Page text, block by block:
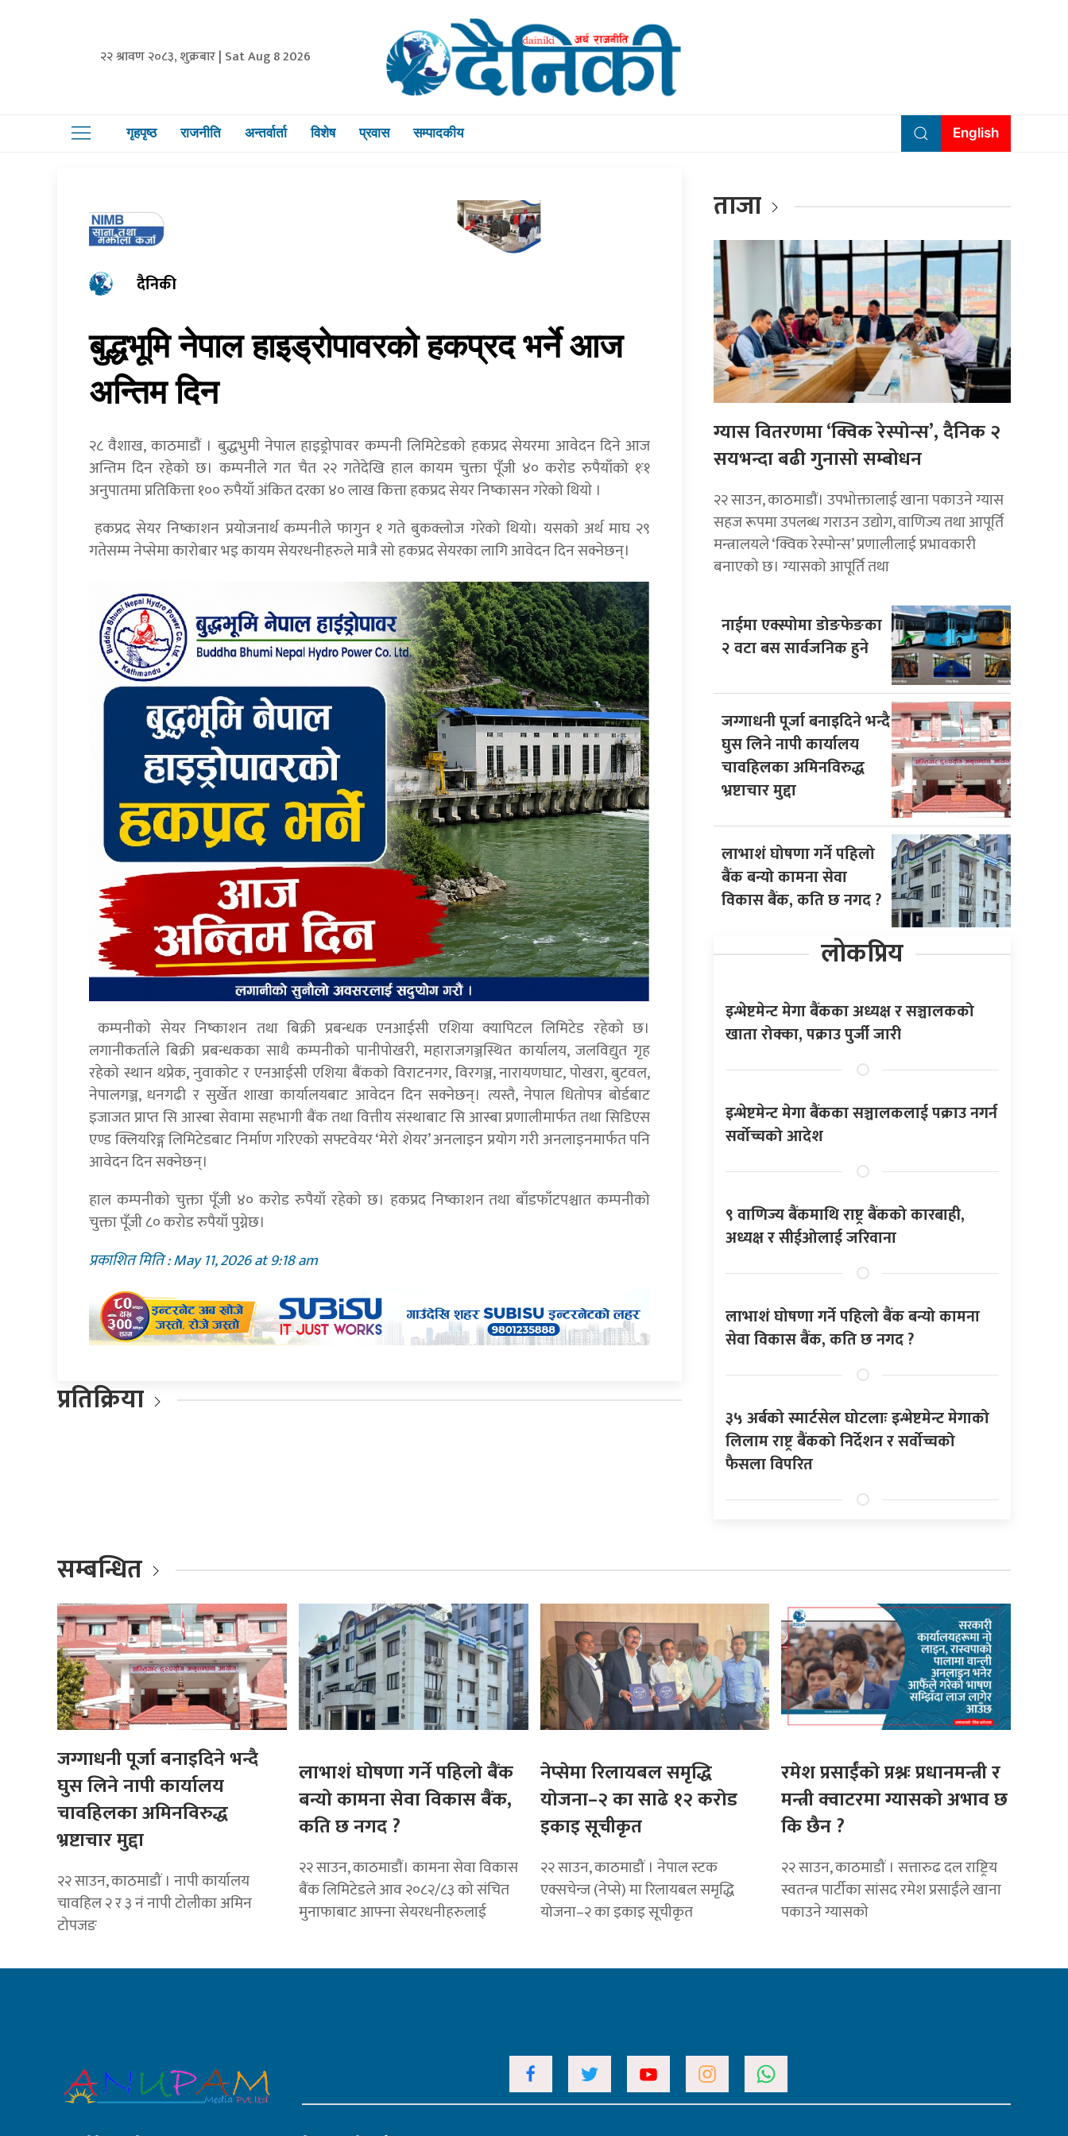
२२ श्रावण २०८३, शुक्रबार | Sat Aug 8 2026
गृहपृष्ठ राजनीति अन्तर्वार्ता विशेष प्रवास सम्पादकीय English
दैनिकी
बुद्धभूमि नेपाल हाइड्रोपावरको हकप्रद भर्ने आज
अन्तिम दिन
२८ वैशाख, काठमाडाैं । बुद्धभुमी नेपाल हाइड्रोपावर कम्पनी लिमिटेडकाे हकप्रद सेयरमा आवेदन दिने आज
अन्तिम दिन रहेको छ। कम्पनीले गत चैत २२ गतेदेखि हाल कायम चुक्ता पूँजी ४० करोड रुपैयाँको १ः१
अनुपातमा प्रतिकित्ता १०० रुपैयाँ अंकित दरका ४० लाख कित्ता हकप्रद सेयर निष्कासन गरेको थियाे ।
हकप्रद सेयर निष्काशन प्रयोजनार्थ कम्पनीले फागुन १ गते बुकक्लोज गरेको थियो। यसकाे अर्थ माघ २९
गतेसम्म नेप्सेमा कारोबार भइ कायम सेयरधनीहरुले मात्रै सो हकप्रद सेयरका लागि आवेदन दिन सक्नेछन्।
कम्पनीको सेयर निष्काशन तथा बिक्री प्रबन्धक एनआईसी एशिया क्यापिटल लिमिटेड रहेको छ।
लगानीकर्ताले बिक्री प्रबन्धकका साथै कम्पनीको पानीपोखरी, महाराजगञ्जस्थित कार्यालय, जलविद्युत गृह
रहेको स्थान थप्रेक, नुवाकोट र एनआईसी एशिया बैंकको विराटनगर, विरगञ्ज, नारायणघाट, पोखरा, बुटवल,
नेपालगञ्ज, धनगढी र सुर्खेत शाखा कार्यालयबाट आवेदन दिन सक्नेछन्। त्यस्तै, नेपाल धितोपत्र बोर्डबाट
इजाजत प्राप्त सि आस्बा सेवामा सहभागी बैंक तथा वित्तीय संस्थाबाट सि आस्बा प्रणालीमार्फत तथा सिडिएस
एण्ड क्लियरिङ्ग लिमिटेडबाट निर्माण गरिएको सफ्टवेयर ‘मेरो शेयर’ अनलाइन प्रयोग गरी अनलाइनमार्फत पनि
आवेदन दिन सक्नेछन्।
हाल कम्पनीको चुक्ता पूँजी ४० करोड रुपैयाँ रहेको छ। हकप्रद निष्काशन तथा बाँडफाँटपश्चात कम्पनीको
चुक्ता पूँजी ८० करोड रुपैयाँ पुग्नेछ।
प्रकाशित मिति : May 11, 2026 at 9:18 am
प्रतिक्रिया
ताजा
ग्यास वितरणमा ‘क्विक रेस्पोन्स’, दैनिक २
सयभन्दा बढी गुनासो सम्बोधन
२२ साउन, काठमाडाैं। उपभोक्तालाई खाना पकाउने ग्यास
सहज रूपमा उपलब्ध गराउन उद्योग, वाणिज्य तथा आपूर्ति
मन्त्रालयले ‘क्विक रेस्पोन्स’ प्रणालीलाई प्रभावकारी
बनाएको छ। ग्यासको आपूर्ति तथा
नाईमा एक्स्पोमा डोङफेङका
२ वटा बस सार्वजनिक हुने
जग्गाधनी पूर्जा बनाइदिने भन्दै
घुस लिने नापी कार्यालय
चावहिलका अमिनविरुद्ध
भ्रष्टाचार मुद्दा
लाभाशं घोषणा गर्ने पहिलो
बैंक बन्यो कामना सेवा
विकास बैंक, कति छ नगद ?
लोकप्रिय
इन्भेष्टमेन्ट मेगा बैंकका अध्यक्ष र सञ्चालकको
खाता रोक्का, पक्राउ पुर्जी जारी
इन्भेष्टमेन्ट मेगा बैंकका सञ्चालकलाई पक्राउ नगर्न
सर्वोच्चको आदेश
९ वाणिज्य बैंकमाथि राष्ट्र बैंकको कारबाही,
अध्यक्ष र सीईओलाई जरिवाना
लाभाशं घोषणा गर्ने पहिलो बैंक बन्यो कामना
सेवा विकास बैंक, कति छ नगद ?
३५ अर्बको स्मार्टसेल घोटलाः इन्भेष्टमेन्ट मेगाको
लिलाम राष्ट्र बैंकको निर्देशन र सर्वोच्चको
फैसला विपरित
सम्बन्धित
जग्गाधनी पूर्जा बनाइदिने भन्दै
घुस लिने नापी कार्यालय
चावहिलका अमिनविरुद्ध
भ्रष्टाचार मुद्दा
२२ साउन, काठमाडौं । नापी कार्यालय
चावहिल २ र ३ नं नापी टोलीका अमिन
टोपजङ
लाभाशं घोषणा गर्ने पहिलो बैंक
बन्यो कामना सेवा विकास बैंक,
कति छ नगद ?
२२ साउन, काठमाडाैं। कामना सेवा विकास
बैंक लिमिटेडले आव २०८२/८३ को संचित
मुनाफाबाट आफ्ना सेयरधनीहरुलाई
नेप्सेमा रिलायबल समृद्धि
योजना–२ का साढे १२ करोड
इकाइ सूचीकृत
२२ साउन, काठमाडौं । नेपाल स्टक
एक्सचेन्ज (नेप्से) मा रिलायबल समृद्धि
योजना–२ का इकाइ सूचीकृत
रमेश प्रसाईंको प्रश्नः प्रधानमन्त्री र
मन्त्री क्वाटरमा ग्यासको अभाव छ
कि छैन ?
२२ साउन, काठमाडौं । सत्तारुढ दल राष्ट्रिय
स्वतन्त्र पार्टीका सांसद रमेश प्रसाईंले खाना
पकाउने ग्यासको